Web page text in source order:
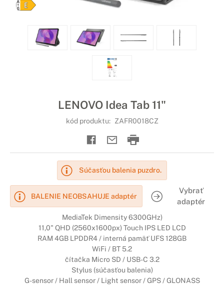
LENOVO Idea Tab 11"
kód produktu: ZAFR0018CZ
Súčasťou balenia puzdro.
BALENIE NEOBSAHUJE adaptér
Vybrať
adaptér
MediaTek Dimensity 6300GHz)
11,0" QHD (2560x1600px) Touch IPS LED LCD
RAM 4GB LPDDR4 / interná pamäť UFS 128GB
WiFi / BT 5.2
čítačka Micro SD / USB-C 3.2
Stylus (súčasťou balenia)
G-sensor / Hall sensor / Light sensor / GPS / GLONASS